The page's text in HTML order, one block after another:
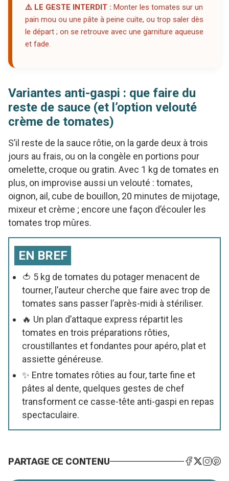
⚠️ LE GESTE INTERDIT : Monter les tomates sur un
pain mou ou une pâte à peine cuite, ou trop saler dès
le départ ; on se retrouve avec une garniture aqueuse
et fade.
Variantes anti-gaspi : que faire du
reste de sauce (et l’option velouté
crème de tomates)
S’il reste de la sauce rôtie, on la garde deux à trois
jours au frais, ou on la congèle en portions pour
omelette, croque ou gratin. Avec 1 kg de tomates en
plus, on improvise aussi un velouté : tomates,
oignon, ail, cube de bouillon, 20 minutes de mijotage,
mixeur et crème ; encore une façon d’écouler les
tomates trop mûres.
EN BREF
🍅 5 kg de tomates du potager menacent de
tourner, l’auteur cherche que faire avec trop de
tomates sans passer l’après-midi à stériliser.
🔥 Un plan d’attaque express répartit les
tomates en trois préparations rôties,
croustillantes et fondantes pour apéro, plat et
assiette généreuse.
✨ Entre tomates rôties au four, tarte fine et
pâtes al dente, quelques gestes de chef
transforment ce casse-tête anti-gaspi en repas
spectaculaire.
PARTAGE CE CONTENU